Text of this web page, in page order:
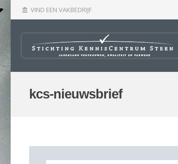
account_balance VIND EEN VAKBEDRIJF
kcs-nieuwsbrief